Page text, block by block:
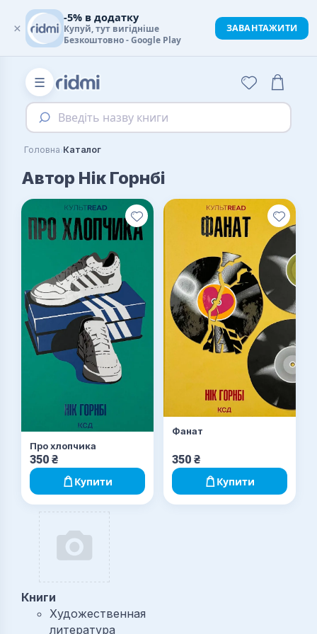
☰
Введіть назву книги
Головна›Каталог
Автор Нік Горнбі
Про хлопчика
350 ₴
Купити
Фанат
350 ₴
Купити
Книги
Художественная
литература
×
-5% в додатку
Купуй, тут вигідніше
Безкоштовно - Google Play
ЗАВАНТАЖИТИ